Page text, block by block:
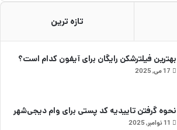
تازه ترین
بهترین فیلترشکن رایگان برای آیفون کدام است؟
17 می, 2025
نحوه گرفتن تاییدیه کد پستی برای وام دیجی‌شهر
11 نوامبر, 2025